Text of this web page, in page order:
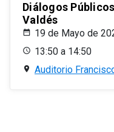
Diálogos
Valdés
19 de Mayo de
13:50 a 14:50
Auditorio